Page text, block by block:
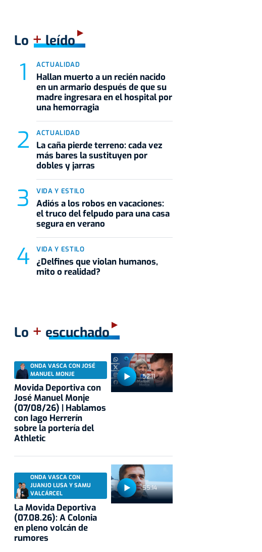
Lo +leído
ACTUALIDAD
Hallan muerto a un recién nacido
en un armario después de que su
madre ingresara en el hospital por
una hemorragia
ACTUALIDAD
La caña pierde terreno: cada vez
más bares la sustituyen por
dobles y jarras
VIDA Y ESTILO
Adiós a los robos en vacaciones:
el truco del felpudo para una casa
segura en verano
VIDA Y ESTILO
¿Delfines que violan humanos,
mito o realidad?
Lo + escuchado
52:11
ONDA VASCA CON JOSÉ
MANUEL MONJE
Movida Deportiva con
José Manuel Monje
(07/08/26) | Hablamos
con Iago Herrerín
sobre la portería del
Athletic
55:14
ONDA VASCA CON
JUANJO LUSA Y SAMU
VALCÁRCEL
La Movida Deportiva
(07.08.26): A Colonia
en pleno volcán de
rumores